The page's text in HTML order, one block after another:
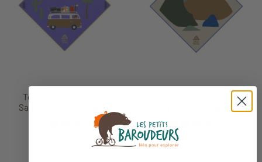
Torchon multi-usages
Santa Cruz - Roadtyping
Torchon multi-usages
Tofino - Roadtyping